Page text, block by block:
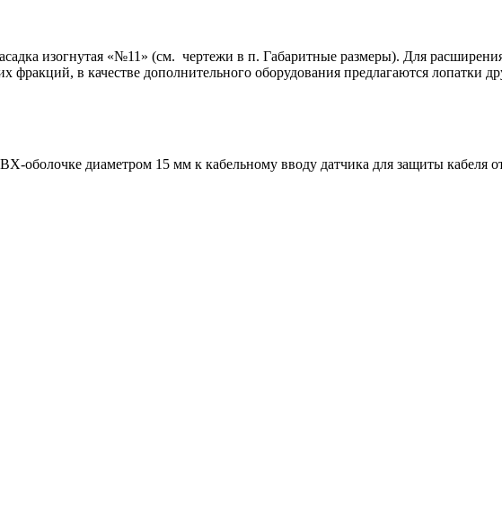
изогнутая «№11» (см. чертежи в п. Габаритные размеры). Для
в качестве дополнительного оборудования предлагаются лопатки
оболочке диаметром 15 мм к кабельному вводу датчика для защиты кабеля